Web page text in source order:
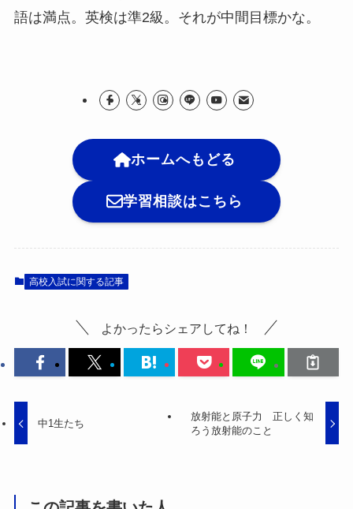
語は満点。英検は準2級。それが中間目標かな。
ホームへもどる
学習相談はこちら
高校入試に関する記事
よかったらシェアしてね！
中1生たち
放射能と原子力 正しく知
ろう放射能のこと